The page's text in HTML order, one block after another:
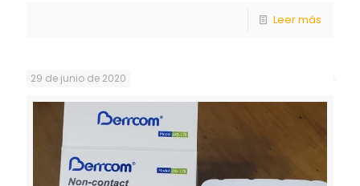
Leer más
29 de junio de 2020